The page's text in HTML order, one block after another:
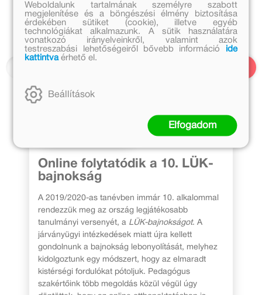
Online folytatódik a 10. LÜK-
bajnokság
A 2019/2020-as tanévben immár 10. alkalommal
rendezzük meg az ország legjátékosabb
tanulmányi versenyét, a LÜK-bajnokságot. A
járványügyi intézkedések miatt újra kellett
gondolnunk a bajnokság lebonyolítását, melyhez
kidolgoztunk egy módszert, hogy az elmaradt
kistérségi fordulókat pótoljuk. Pedagógus
szakértőink több megoldás közül végül úgy
Weboldalunk tartalmának személyre szabott
megjelenítése és a böngészési élmény biztosítása
érdekében sütiket (cookie), illetve egyéb
technológiákat alkalmazunk. A sütik használatára
vonatkozó irányelveinkről, valamint azok
testreszabási lehetőségeiről bővebb információ
ide
kattintvaérhető el.
Beállítások
Elfogadom